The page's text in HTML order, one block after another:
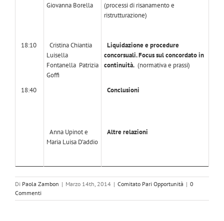
Giovanna Borella
(processi di risanamento e
ristrutturazione)
18:10
Cristina Chiantia
Luisella
Fontanella Patrizia
Goffi
Liquidazione e procedure
concorsuali. Focus sul concordato in
continuità. (normativa e prassi)
18:40 Conclusioni
Anna Upinot e
Maria Luisa D’addio
Altre relazioni
Di Paola Zambon | Marzo 14th, 2014 | Comitato Pari Opportunità | 0
Commenti